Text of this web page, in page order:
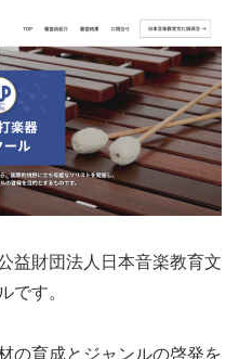
益財団法人日本音楽教育文
です。
の育成とジャンルの啓発を